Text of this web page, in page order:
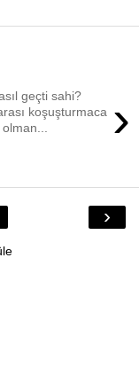
›
geçti sahi?
koşuşturmaca
›